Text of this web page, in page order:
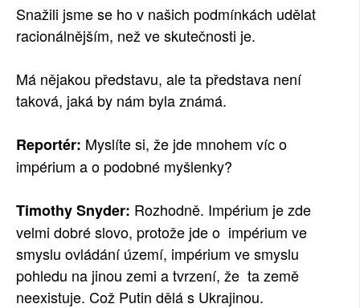
Snažili jsme se ho v našich podmínkách udělat
racionálnějším, než ve skutečnosti je.
Má nějakou představu, ale ta představa není
taková, jaká by nám byla známá.
Reportér: Myslíte si, že jde mnohem víc o
impérium a o podobné myšlenky?
Timothy Snyder: Rozhodně. Impérium je zde
velmi dobré slovo, protože jde o impérium ve
smyslu ovládání území, impérium ve smyslu
pohledu na jinou zemi a tvrzení, že ta země
neexistuje. Což Putin dělá s Ukrajinou.